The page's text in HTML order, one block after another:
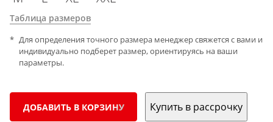
Таблица размеров
Для определения точного размера менеджер свяжется с вами и
индивидуально подберет размер, ориентируясь на ваши
параметры.
ДОБАВИТЬ В КОРЗИНУ Купить в рассрочку